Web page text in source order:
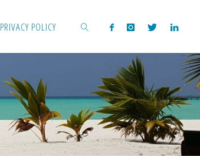
PRIVACY POLICY